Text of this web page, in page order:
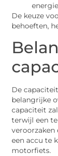
De keuze
behoeften,
De
belangrijke
capaciteit
terwijl een
veroorzaken
een accu te
motorfiets.